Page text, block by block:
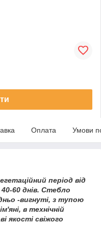
Оплата Умови
період від
60 днів. Стебло
-вигнуті, з тупою
в технічній
якості свіжого